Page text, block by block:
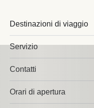
Destinazioni di viaggio
Servizio
Contatti
Orari di apertura